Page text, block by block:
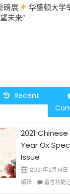
磅展
华盛顿大学
未来”
Recent
2021
Year Ox
Issue
2021年2月14日
编辑
在
留言功能